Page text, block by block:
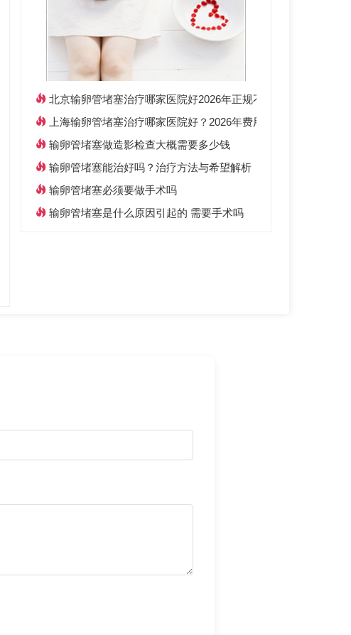
北京输卵管堵塞治疗哪家医院好2026年正规不孕不育专科推荐
上海输卵管堵塞治疗哪家医院好？2026年费用与专家选择攻略
输卵管堵塞做造影检查大概需要多少钱
输卵管堵塞能治好吗？治疗方法与希望解析
输卵管堵塞必须要做手术吗
输卵管堵塞是什么原因引起的 需要手术吗